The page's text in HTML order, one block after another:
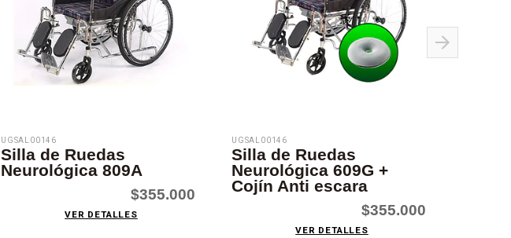
UGSAL00146
Silla de Ruedas
Neurológica 809A
$355.000
VER DETALLES
UGSAL00146
Silla de Ruedas
Neurológica 609G +
Cojín Anti escara
$355.000
VER DETALLES